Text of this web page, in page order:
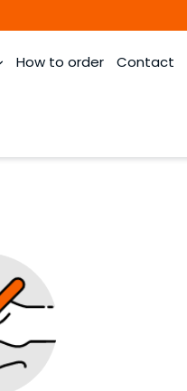
How to order Contact